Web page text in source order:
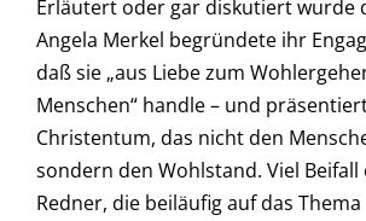
Erläutert oder gar diskutiert wurde
Angela Merkel begründete ihr
daß sie „aus Liebe zum
Menschen“ handle – und
Christentum, das nicht den
sondern den Wohlstand. Viel
Redner, die beiläufig auf das Thema